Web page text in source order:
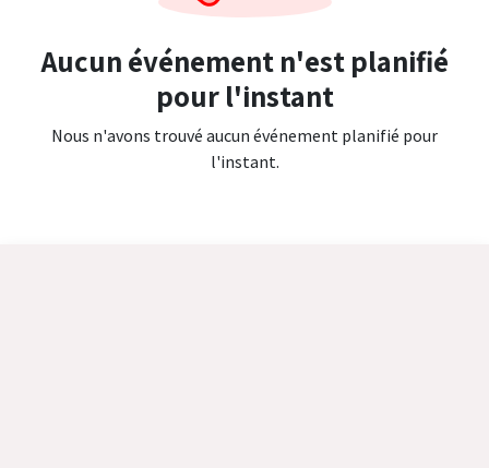
Aucun événement n'est planifié
pour l'instant
Nous n'avons trouvé aucun événement planifié pour
l'instant.